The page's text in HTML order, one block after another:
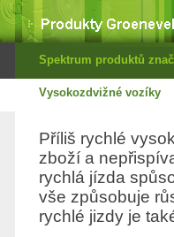
Spektrum produktů
Vysokozdvižné vozíky
Příliš rychlé
zboží a
rychlá jízda
vše způsobuje
rychlé jizdy je